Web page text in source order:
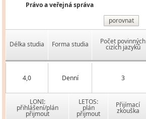
Právo a veřejná správa
porovnat
Délka studia Forma studia Počet povinných
cizích jazyků
4,0 Denní 3
LONI:
přihlášení/plán
přijmout
LETOS:
plán
přijmout
Přijímací
zkouška